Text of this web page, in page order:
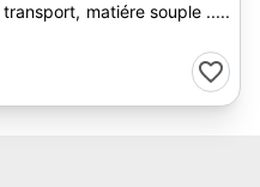
matiére souple .....